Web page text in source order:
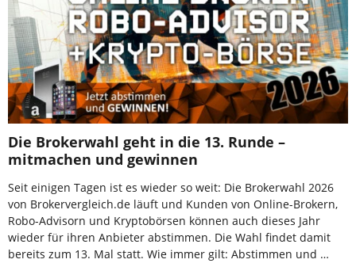
Die Brokerwahl geht in die 13. Runde –
mitmachen und gewinnen
Seit einigen Tagen ist es wieder so weit: Die Brokerwahl 2026
von Brokervergleich.de läuft und Kunden von Online-Brokern,
Robo-Advisorn und Kryptobörsen können auch dieses Jahr
wieder für ihren Anbieter abstimmen. Die Wahl findet damit
bereits zum 13. Mal statt. Wie immer gilt: Abstimmen und …